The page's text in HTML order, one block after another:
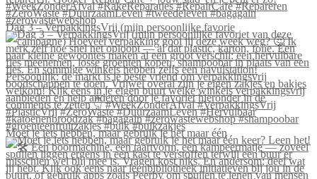
Dag 3 – VerpakkingsVrij (mijn persoonlijke favorie
Moet je iets hebben, maar gebruik je het maar één